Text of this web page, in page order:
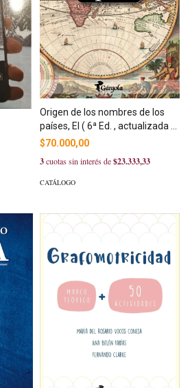
Origen de los nombres de los
países, El ( 6ª Ed. , actualizada y
ampliada)
$70.000,00
3cuotas sin interés de$23.333,33
CATÁLOGO